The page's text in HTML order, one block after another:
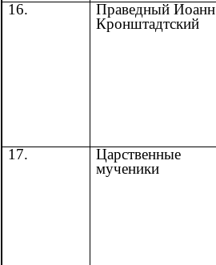
16.
Праведный Иоанн
Кронштадтский
17.
Царственные
мученики